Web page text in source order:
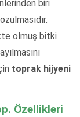
biri
olmuş bitki
toprak hijyeni
Özellikleri